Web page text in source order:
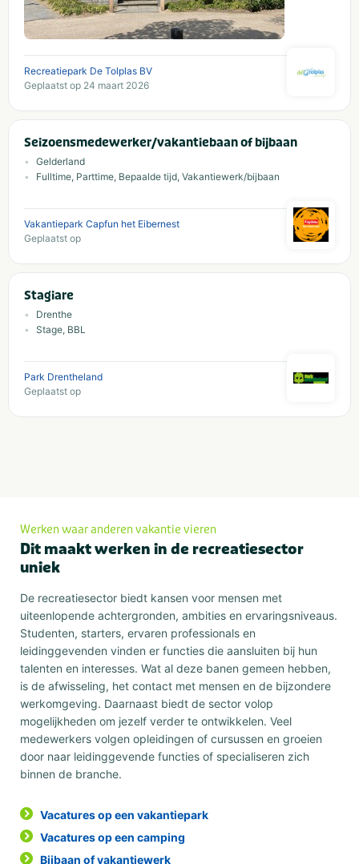
Recreatiepark De Tolplas BV
Geplaatst op 24 maart 2026
Seizoensmedewerker/vakantiebaan of bijbaan
Gelderland
Fulltime, Parttime, Bepaalde tijd, Vakantiewerk/bijbaan
Vakantiepark Capfun het Eibernest
Geplaatst op
Stagiare
Drenthe
Stage, BBL
Park Drentheland
Geplaatst op
Werken waar anderen vakantie vieren
Dit maakt werken in de recreatiesector
uniek
De recreatiesector biedt kansen voor mensen met
uiteenlopende achtergronden, ambities en ervaringsniveaus.
Studenten, starters, ervaren professionals en
leidinggevenden vinden er functies die aansluiten bij hun
talenten en interesses. Wat al deze banen gemeen hebben,
is de afwisseling, het contact met mensen en de bijzondere
werkomgeving. Daarnaast biedt de sector volop
mogelijkheden om jezelf verder te ontwikkelen. Veel
medewerkers volgen opleidingen of cursussen en groeien
door naar leidinggevende functies of specialiseren zich
binnen de branche.
Vacatures op een vakantiepark
Vacatures op een camping
Bijbaan of vakantiewerk